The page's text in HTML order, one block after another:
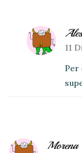
11
Per
Morena